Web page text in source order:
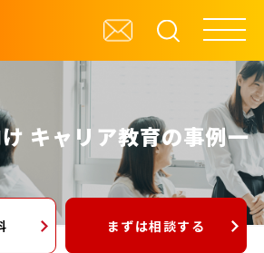
キャリア教育の事例一
まずは相談する